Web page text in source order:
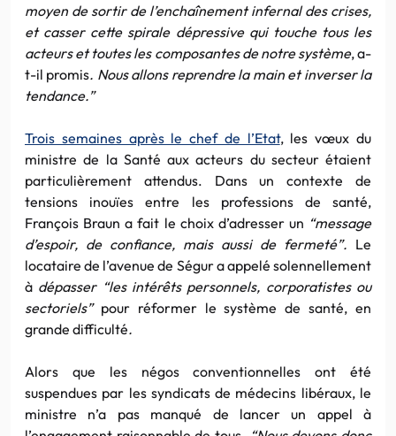
moyen de sortir de l’enchaînement infernal des crises,
et casser cette spirale dépressive qui touche tous les
acteurs et toutes les composantes de notre système, a-
t-il promis. Nous allons reprendre la main et inverser la
tendance.”
Trois semaines après le chef de l’Etat, les vœux du
ministre de la Santé aux acteurs du secteur étaient
particulièrement attendus. Dans un contexte de
tensions inouïes entre les professions de santé,
François Braun a fait le choix d’adresser un “message
d’espoir, de confiance, mais aussi de fermeté”. Le
locataire de l’avenue de Ségur a appelé solennellement
à dépasser “les intérêts personnels, corporatistes ou
sectoriels” pour réformer le système de santé, en
grande difficulté.
Alors que les négos conventionnelles ont été
suspendues par les syndicats de médecins libéraux, le
ministre n’a pas manqué de lancer un appel à